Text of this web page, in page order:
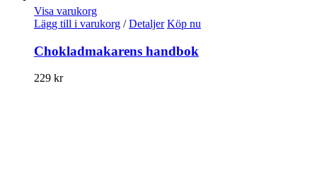
Visa varukorg
Lägg till i varukorg / Detaljer Köp nu
Chokladmakarens handbok
229 kr